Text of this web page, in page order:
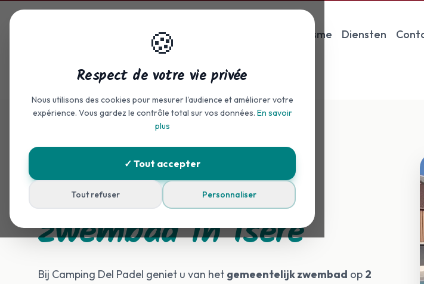
Naar hoofdinhoud springen
Verblijf Toerisme Diensten
Zwembad
Camping met
zwembad in Isère
Bij Camping Del Padel geniet u van het gemeentelijk zwembad op 2
🍪
Respect de votre vie privée
Nous utilisons des cookies pour mesurer l'audience et améliorer votre
expérience. Vous gardez le contrôle total sur vos données. En savoir
plus
✓ Tout accepter
Tout refuser Personnaliser